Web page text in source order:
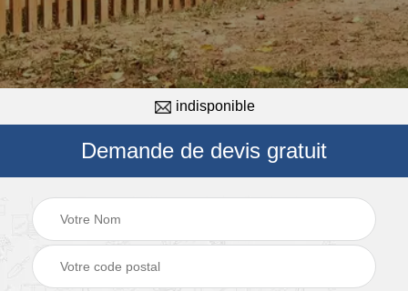
indisponible
Demande de devis gratuit